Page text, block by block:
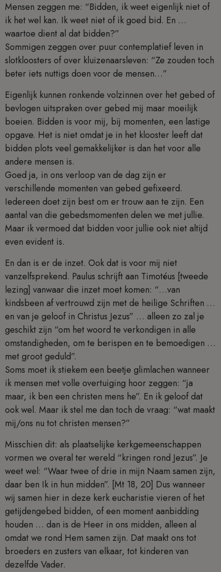
Mensen zeggen me: “Bidden, ik weet eigenlijk niet of
ik het wel kan. Ik weet niet of ik goed bid. En …
waartoe dient al dat bidden?”
Sommigen zeggen over puur contemplatief leven in
slotkloosters of over kluizenaarsleven: “Ze zouden toch
beter iets nuttigs doen voor de mensen…”
Eigenlijk kunnen ronkende volzinnen over het gebed of
bevlogen uitspraken over gebed mij maar moeilijk
boeien. Bidden is voor mij, bij momenten, een lastige
opgave. Het is niet omdat je in het klooster leeft dat
bidden plots veel gemakkelijker is dan het voor alle
andere mensen is.
Goed ja, in ons verloop van de dag zijn er
verschillende momenten van gebed gefixeerd.
Iedereen doet zijn best om er trouw aan te zijn. Een
aantal van die gebedsmomenten delen we met jullie.
Maar ik vermoed dat bidden voor jullie ook niet altijd
even evident is.
En dan is er de inzet. Ook dat is voor mij niet
vanzelfsprekend. Paulus schrijft aan Timotéus [tweede
lezing] vanwaar die inzet moet komen: “…van
kindsbeen af vertrouwd zijn met de heilige Schriften …
en van je geloof in Christus Jezus” … alleen zo zal je
geschikt zijn “om het woord te verkondigen in alle
omstandigheden, om te berispen en te bemoedigen …
met groot geduld”.
Soms moet ik stiekem een beetje glimlachen wanneer
ik mensen met volle overtuiging hoor zeggen: “ja
maar, ik ben een christen mens he”. En ik geloof dat
ook wel. Maar ik stel me dan toch de vraag: “wat maakt
mij/ons nu tot christen mensen?”
Misschien dit: als plaatselijke kerkgemeenschappen
vormen we overal ter wereld “kringen rond Jezus”. Je
weet wel: “Waar twee of drie in mijn Naam samen zijn,
daar ben Ik in hun midden”. [Mt 18, 20] Dus wanneer
wij samen hier in deze kerk eucharistie vieren of het
getijdengebed bidden, of een moment aanbidding
houden … dan is de Heer in ons midden, alleen al
omdat we rond Hem samen zijn. Dat maakt ons tot
broeders en zusters van elkaar, tot kinderen van
dezelfde Vader.